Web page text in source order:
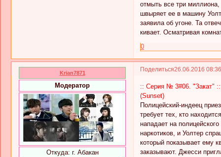
отмыть все три
швыряет ее в машину
заявила об угоне. Та
кивает. Осматривая
0
Поделиться26.06.2016
Krian7871
Модератор
Откуда: г. Абакан
:: Серия № 3#06. "Закат" ::
(Sunset)
Полицейский-индеец
требует тех, кто
нападает на
наркотиков, и Уолтер
который показывает ему
заказывают. Джесси